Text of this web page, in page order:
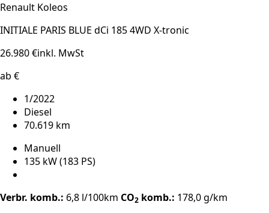
Renault Koleos
INITIALE PARIS BLUE dCi 185 4WD X-tronic
26.980 €inkl. MwSt
ab €
1/2022
Diesel
70.619 km
Manuell
135 kW (183 PS)
Verbr. komb.: 6,8 l/100km CO2 komb.: 178,0 g/km